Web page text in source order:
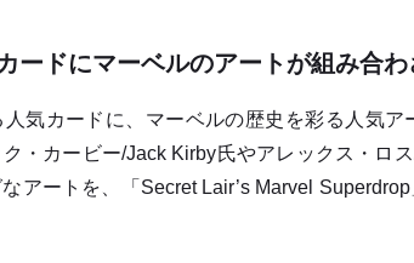
ードにマーベルのアートが組み合
気カードに、マーベルの歴史を彩る人気ア
・カービー/Jack Kirby氏やアレックス・ロ
アートを、「Secret Lair’s Marvel